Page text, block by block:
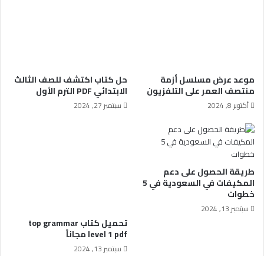
موعد عرض مسلسل أزمة
منتصف العمر على التلفزيون
أكتوبر 8, 2024
حل كتاب اكتشف للصف الثالث
الابتدائي PDF الترم الأول
سبتمبر 27, 2024
طريقة الحصول على دعم
المكيفات في السعودية في 5
خطوات
سبتمبر 13, 2024
تحميل كتاب top grammar
level 1 pdf مجاناً
سبتمبر 13, 2024